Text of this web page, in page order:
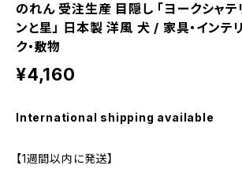
のれん 受注生産 目隠し 「ヨークシャ
ンと星」 日本製 洋風 犬 / 家具・インテ
ク・敷物
¥4,160
International shipping available
【1週間以内に発送】